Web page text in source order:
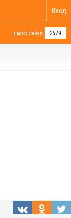
Вход
в мою ленту 2679